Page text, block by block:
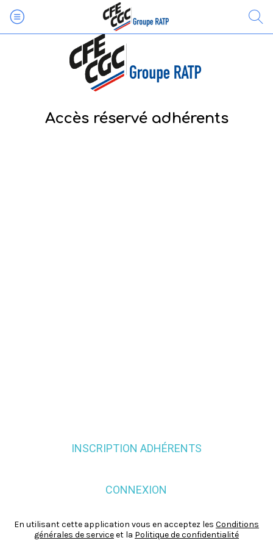
Accès réservé adhérents
INSCRIPTION ADHÉRENTS
CONNEXION
En utilisant cette application vous en acceptez les Conditions
générales de serviceet la Politique de confidentialité